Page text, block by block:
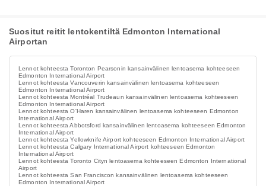
Suositut reitit lentokentiltä Edmonton International
Airportan
Lennot kohteesta Toronton Pearsonin kansainvälinen lentoasema kohteeseen
Edmonton International Airport
Lennot kohteesta Vancouverin kansainvälinen lentoasema kohteeseen
Edmonton International Airport
Lennot kohteesta Montréal Trudeaun kansainvälinen lentoasema kohteeseen
Edmonton International Airport
Lennot kohteesta O'Haren kansainvälinen lentoasema kohteeseen Edmonton
International Airport
Lennot kohteesta Abbotsford kansainvälinen lentoasema kohteeseen Edmonton
International Airport
Lennot kohteesta Yellowknife Airport kohteeseen Edmonton International Airport
Lennot kohteesta Calgary International Airport kohteeseen Edmonton
International Airport
Lennot kohteesta Toronto Cityn lentoasema kohteeseen Edmonton International
Airport
Lennot kohteesta San Franciscon kansainvälinen lentoasema kohteeseen
Edmonton International Airport